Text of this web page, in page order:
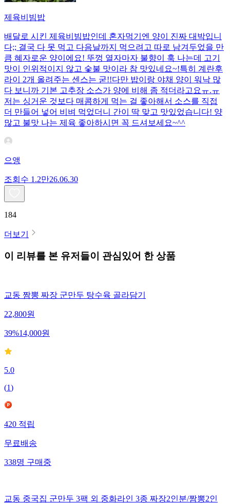
제육비빔밥
배달로 시킨 제육비빔밥인데 혼자먹기엔 양이 진짜 대박입니
다;; 결국 다 못 먹고 다음날까지 먹으려고 따로 남겨두었을 만
큼 혜자로운 양이에요! 뚜껑 열자마자 불향이 훅 나는데 고기
맛이 인위적이지 않고 숯불 맛이라 참 맛있네요~!특히 계란후
라이 2개 올려주는 센스는 굳!! ​다만 밥이랑 야채 양이 워낙 많
다 보니까 기본 고추장 소스가 양에 비해 좀 적더라고요ㅠ.ㅠ
저는 싱거운 것보다 매콤하게 먹는 걸 좋아해서 소스를 직접
더 만들어 넣어 비벼 먹었더니 간이 딱 맞고 맛있었습니다! 양
많고 불맛 나는 제육 좋아하시면 꼭 드셔보세요~^^
으앵
조회수 1.2만26.06.30
184
더보기
이 리뷰를 본 유저들이 관심있어 한 상품
교동 짬뽕 짜장 군만두 탕수육 골라담기
22,800원
39%14,000원
5.0
(1)
420 적립
무료배송
338명 구매중
교동 중국집 군만두 3팩 외 중화라인 3종 짜장2인분/짬뽕2인